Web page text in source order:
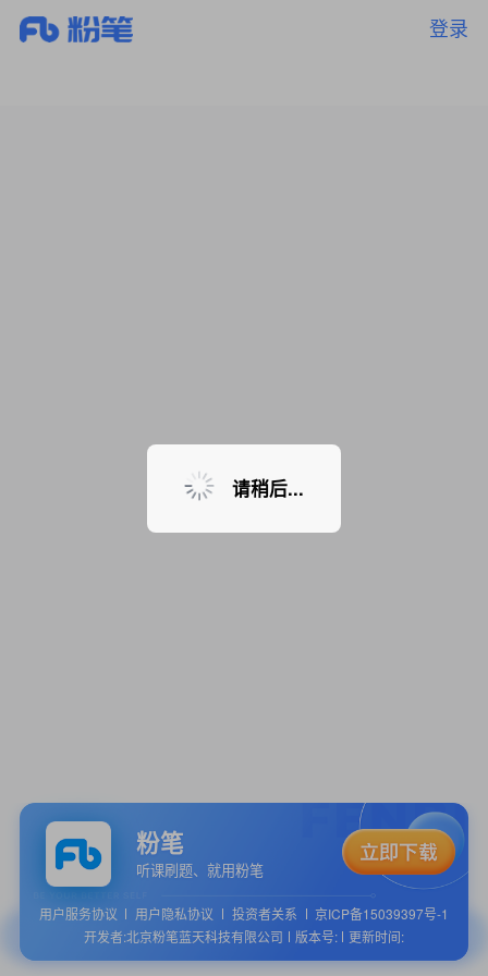
登录
暂无课程，敬请期待
粉笔
听课刷题、就用粉笔
用户服务协议 用户隐私协议 投资者关系
京ICP备15039397号-1
开发者:北京粉笔蓝天科技有限公司
版本号: 更新时间:
请稍后...